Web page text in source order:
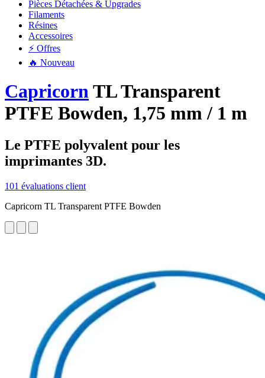
Pièces Détachées & Upgrades
Filaments
Résines
Accessoires
⚡ Offres
🔥 Nouveau
CapricornTL Transparent
PTFE Bowden, 1,75 mm / 1 m
Le PTFE polyvalent pour les
imprimantes 3D.
101 évaluations client
Capricorn TL Transparent PTFE Bowden